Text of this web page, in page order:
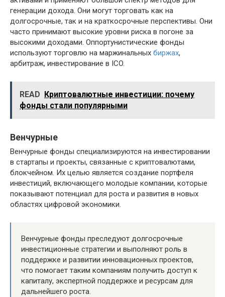
генерации дохода. Они могут торговать как на
долгосрочные, так и на краткосрочные перспективы. Они
часто принимают высокие уровни риска в погоне за
высокими доходами. Оппортунистические фонды
используют торговлю на маржинальных биржах,
арбитраж, инвестирование в ICO.
READ Криптовалютные инвестиции: почему
фонды стали популярными
Венчурные
Венчурные фонды специализируются на инвестировании
в стартапы и проекты, связанные с криптовалютами,
блокчейном. Их целью является создание портфеля
инвестиций, включающего молодые компании, которые
показывают потенциал для роста и развития в новых
областях цифровой экономики.
Венчурные фонды преследуют долгосрочные
инвестиционные стратегии и выполняют роль в
поддержке и развитии инновационных проектов,
что помогает таким компаниям получить доступ к
капиталу, экспертной поддержке и ресурсам для
дальнейшего роста.